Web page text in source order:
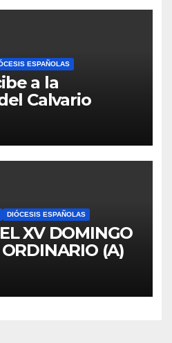
ESPAÑOLAS
a la
Calvario
DIÓCESIS ESPAÑOLAS
XV DOMINGO
(A)